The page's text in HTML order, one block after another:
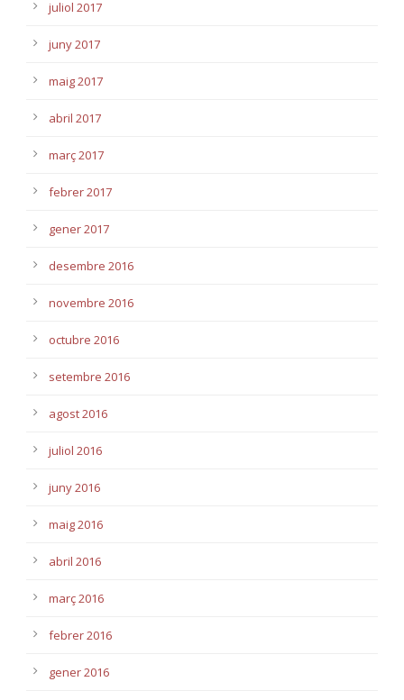
juliol 2017
juny 2017
maig 2017
abril 2017
març 2017
febrer 2017
gener 2017
desembre 2016
novembre 2016
octubre 2016
setembre 2016
agost 2016
juliol 2016
juny 2016
maig 2016
abril 2016
març 2016
febrer 2016
gener 2016